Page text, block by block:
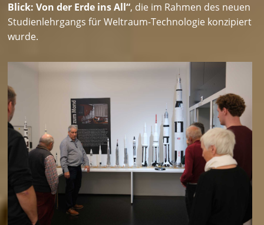
Blick: Von der Erde ins All“, die im Rahmen des neuen
Studienlehrgangs für Weltraum-Technologie konzipiert
wurde.